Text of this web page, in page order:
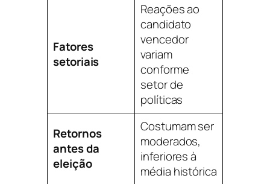
Fatores
setoriais
Reações ao
candidato
vencedor
variam
conforme
setor de
políticas
Retornos
antes da
eleição
Costumam ser
moderados,
inferiores à
média histórica